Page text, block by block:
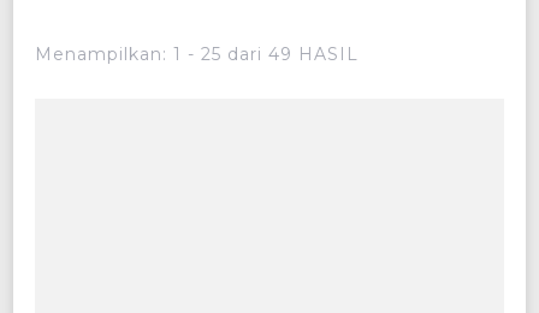
Menampilkan: 1 - 25 dari 49 HASIL